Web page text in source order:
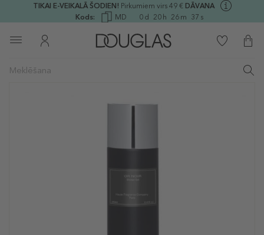
TIKAI E-VEIKALĀ ŠODIEN! Pirkumiem virs 49 € DĀVANA
Kods:
MD 0 d 20 h 26 m 36 s